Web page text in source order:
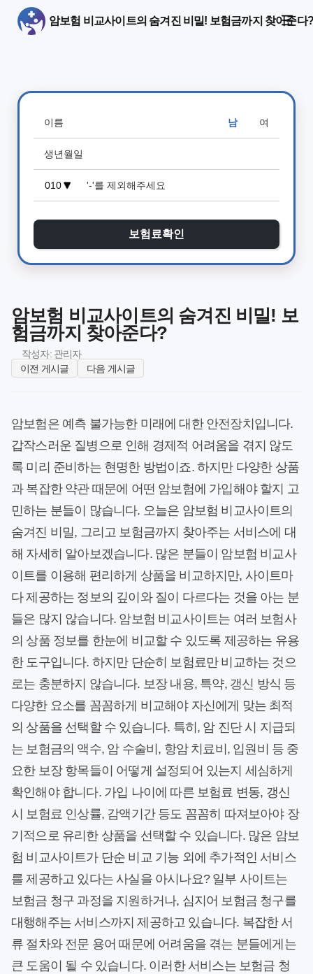
암보험 비교사이트의 숨겨진 비밀! 보험금까지 찾아준다?
남 여
보험료확인
암보험 비교사이트의 숨겨진 비밀! 보
험금까지 찾아준다?
작성자: 관리자
이전 게시글
다음 게시글
암보험은 예측 불가능한 미래에 대한 안전장치입니다.
갑작스러운 질병으로 인해 경제적 어려움을 겪지 않도
록 미리 준비하는 현명한 방법이죠. 하지만 다양한 상품
과 복잡한 약관 때문에 어떤 암보험에 가입해야 할지 고
민하는 분들이 많습니다. 오늘은 암보험 비교사이트의
숨겨진 비밀, 그리고 보험금까지 찾아주는 서비스에 대
해 자세히 알아보겠습니다. 많은 분들이 암보험 비교사
이트를 이용해 편리하게 상품을 비교하지만, 사이트마
다 제공하는 정보의 깊이와 질이 다르다는 것을 아는 분
들은 많지 않습니다. 암보험 비교사이트는 여러 보험사
의 상품 정보를 한눈에 비교할 수 있도록 제공하는 유용
한 도구입니다. 하지만 단순히 보험료만 비교하는 것으
로는 충분하지 않습니다. 보장 내용, 특약, 갱신 방식 등
다양한 요소를 꼼꼼하게 비교해야 자신에게 맞는 최적
의 상품을 선택할 수 있습니다. 특히, 암 진단 시 지급되
는 보험금의 액수, 암 수술비, 항암 치료비, 입원비 등 중
요한 보장 항목들이 어떻게 설정되어 있는지 세심하게
확인해야 합니다. 가입 나이에 따른 보험료 변동, 갱신
시 보험료 인상률, 감액기간 등도 꼼꼼히 따져보아야 장
기적으로 유리한 상품을 선택할 수 있습니다. 많은 암보
험 비교사이트가 단순 비교 기능 외에 추가적인 서비스
를 제공하고 있다는 사실을 아시나요? 일부 사이트는
보험금 청구 과정을 지원하거나, 심지어 보험금 청구를
대행해주는 서비스까지 제공하고 있습니다. 복잡한 서
류 절차와 전문 용어 때문에 어려움을 겪는 분들에게는
큰 도움이 될 수 있습니다. 이러한 서비스는 보험금 청